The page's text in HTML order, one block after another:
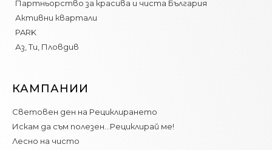
Партньорство за красива и чиста България
Активни квартали
PARK
Аз, Ти, Пловдив
КАМПАНИИ
Световен ден на Рециклирането
Искам да съм полезен…Рециклирай ме!
Лесно на чисто